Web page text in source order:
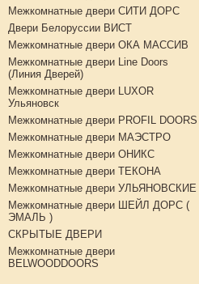
Межкомнатные двери СИТИ ДОРС
Двери Белоруссии ВИСТ
Межкомнатные двери ОКА МАССИВ
Межкомнатные двери Line Doors
(Линия Дверей)
Межкомнатные двери LUXOR
Ульяновск
Межкомнатные двери PROFIL DOORS
Межкомнатные двери МАЭСТРО
Межкомнатные двери ОНИКС
Межкомнатные двери ТЕКОНА
Межкомнатные двери УЛЬЯНОВСКИЕ
Межкомнатные двери ШЕЙЛ ДОРС (
ЭМАЛЬ )
СКРЫТЫЕ ДВЕРИ
Межкомнатные двери
BELWOODDOORS